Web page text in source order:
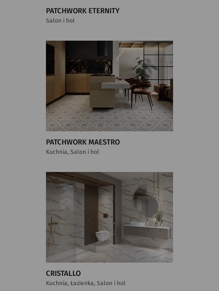
PATCHWORK ETERNITY
Salon i hol
PATCHWORK MAESTRO
Kuchnia, Salon i hol
CRISTALLO
Kuchnia, Łazienka, Salon i hol